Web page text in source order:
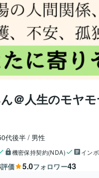
＠人生のモヤ
代後半 男性
機密保持契約(NDA) イン
評価 5.0フォロワー43